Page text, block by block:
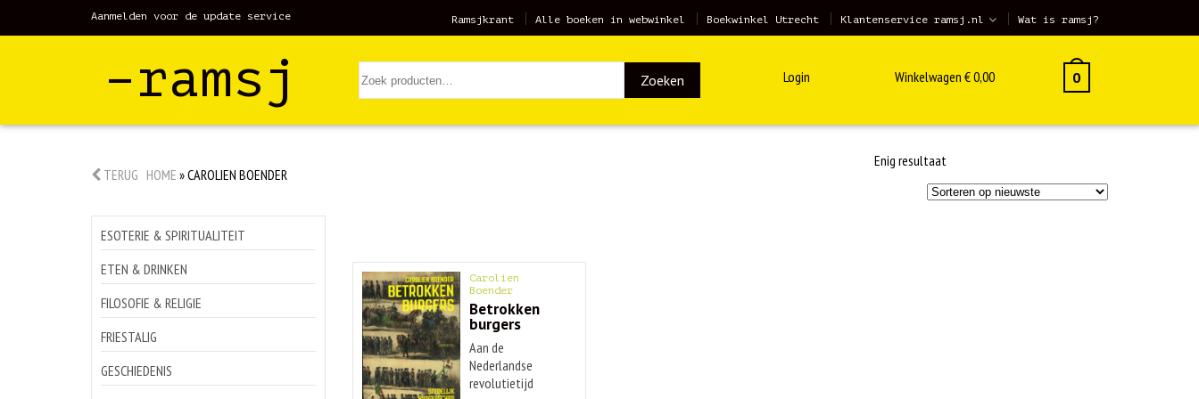
Aanmelden voor de update service Ramsjkrant Alle boeken in webwinkel Boekwinkel Utrecht Klantenservice ramsj.nl Wat is ramsj?
–ramsj Zoeken Login Winkelwagen €0,00 0
TERUG HOME »CAROLIEN BOENDER
Enig resultaat
ESOTERIE & SPIRITUALITEIT
ETEN & DRINKEN
FILOSOFIE & RELIGIE
FRIESTALIG
GESCHIEDENIS
Carolien
Boender
Betrokken
burgers
Aan de
Nederlandse
revolutietijd